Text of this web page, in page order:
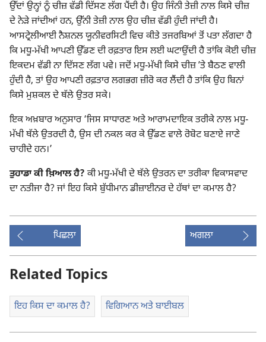
ਉੱਦਾਂ ਉਨ੍ਹਾਂ ਨੂੰ ਚੀਜ਼ ਵੱਡੀ ਦਿੱਸਣ ਲੱਗ ਪੈਂਦੀ ਹੈ। ਉਹ ਜਿੰਨੀ ਤੇਜ਼ੀ ਨਾਲ ਕਿਸੇ ਚੀਜ਼
ਦੇ ਨੇੜੇ ਜਾਂਦੀਆਂ ਹਨ, ਉੱਨੀ ਤੇਜ਼ੀ ਨਾਲ ਉਹ ਚੀਜ਼ ਵੱਡੀ ਹੁੰਦੀ ਜਾਂਦੀ ਹੈ।
ਆਸਟ੍ਰੇਲੀਆਈ ਨੈਸ਼ਨਲ ਯੂਨੀਵਰਸਿਟੀ ਵਿਚ ਕੀਤੇ ਤਜਰਬਿਆਂ ਤੋਂ ਪਤਾ ਲੱਗਦਾ ਹੈ
ਕਿ ਮਧੂ-ਮੱਖੀ ਆਪਣੀ ਉੱਡਣ ਦੀ ਰਫ਼ਤਾਰ ਇਸ ਲਈ ਘਟਾਉਂਦੀ ਹੈ ਤਾਂਕਿ ਕੋਈ ਚੀਜ਼
ਇਕਦਮ ਵੱਡੀ ਨਾ ਦਿੱਸਣ ਲੱਗ ਪਵੇ। ਜਦੋਂ ਮਧੂ-ਮੱਖੀ ਕਿਸੇ ਚੀਜ਼ ʼਤੇ ਬੈਠਣ ਵਾਲੀ
ਹੁੰਦੀ ਹੈ, ਤਾਂ ਉਹ ਆਪਣੀ ਰਫ਼ਤਾਰ ਲਗਭਗ ਜ਼ੀਰੋ ਕਰ ਲੈਂਦੀ ਹੈ ਤਾਂਕਿ ਉਹ ਬਿਨਾਂ
ਕਿਸੇ ਮੁਸ਼ਕਲ ਦੇ ਥੱਲੇ ਉਤਰ ਸਕੇ।
ਇਕ ਅਖ਼ਬਾਰ ਅਨੁਸਾਰ ‘ਜਿਸ ਸਾਧਾਰਣ ਅਤੇ ਆਰਾਮਦਾਇਕ ਤਰੀਕੇ ਨਾਲ ਮਧੂ-
ਮੱਖੀ ਥੱਲੇ ਉਤਰਦੀ ਹੈ, ਉਸ ਦੀ ਨਕਲ ਕਰ ਕੇ ਉੱਡਣ ਵਾਲੇ ਰੋਬੋਟ ਬਣਾਏ ਜਾਣੇ
ਚਾਹੀਦੇ ਹਨ।’
ਤੁਹਾਡਾ ਕੀ ਖ਼ਿਆਲ ਹੈ?ਕੀ ਮਧੂ-ਮੱਖੀ ਦੇ ਥੱਲੇ ਉਤਰਨ ਦਾ ਤਰੀਕਾ ਵਿਕਾਸਵਾਦ
ਦਾ ਨਤੀਜਾ ਹੈ? ਜਾਂ ਇਹ ਕਿਸੇ ਬੁੱਧੀਮਾਨ ਡੀਜ਼ਾਈਨਰ ਦੇ ਹੱਥਾਂ ਦਾ ਕਮਾਲ ਹੈ?
ਪਿਛਲਾ ਅਗਲਾ
Related Topics
ਇਹ ਕਿਸ ਦਾ ਕਮਾਲ ਹੈ? ਵਿਗਿਆਨ ਅਤੇ ਬਾਈਬਲ